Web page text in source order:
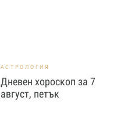
АСТРОЛОГИЯ
Дневен хороскоп за 7
август, петък